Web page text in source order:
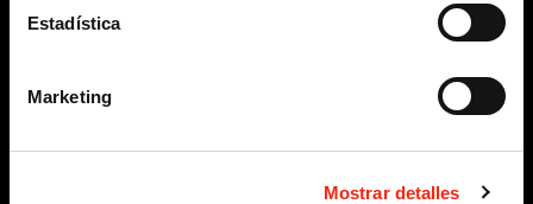
Estadística
Marketing
Mostrar detalles
Accesibilidad
El diseño de la web cumple con los criterios
WCAG-2.1 y permite el acceso de la información a personas
con diferentes dificultades sensoriales.
por los buscadores mediante la inclusión de los metadatos